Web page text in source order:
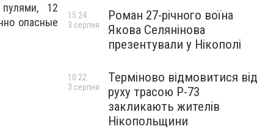
12
опасные
Роман 27-річного воїна
Якова Селянінова
презентували у Нікополі
15:24
3 серпня
Терміново відмовитися від
руху трасою Р-73
закликають жителів
Нікопольщини
10:22
3 серпня